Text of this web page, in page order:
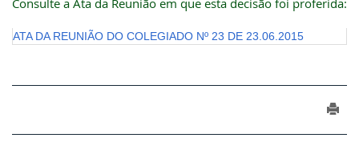
Consulte a Ata da Reunião em que esta decisão foi proferida:
ATA DA REUNIÃO DO COLEGIADO Nº 23 DE 23.06.2015